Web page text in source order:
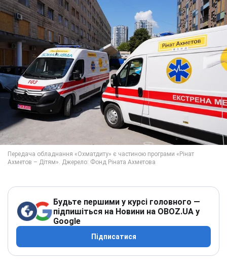
Будьте першими у курсі головного —
підпишіться на Новини на OBOZ.UA у
Google
Підписатися